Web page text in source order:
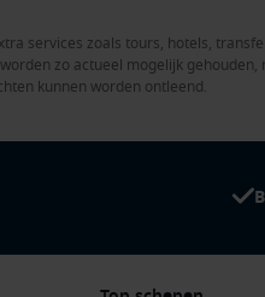
services zoals tours, hotels,
zo actueel mogelijk
kunnen worden ontleend.